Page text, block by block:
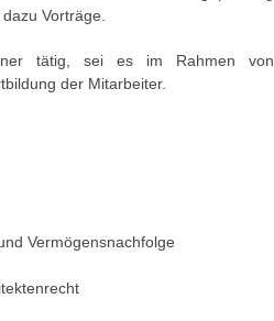
Vorträge.
tätig, sei es im Rahmen von
der Mitarbeiter.
Vermögensnachfolge